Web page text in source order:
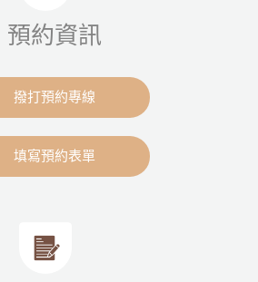
預約資訊
撥打預約專線
填寫預約表單